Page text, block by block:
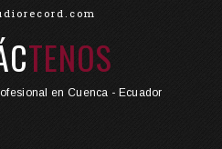
TENOS
en Cuenca - Ecuador